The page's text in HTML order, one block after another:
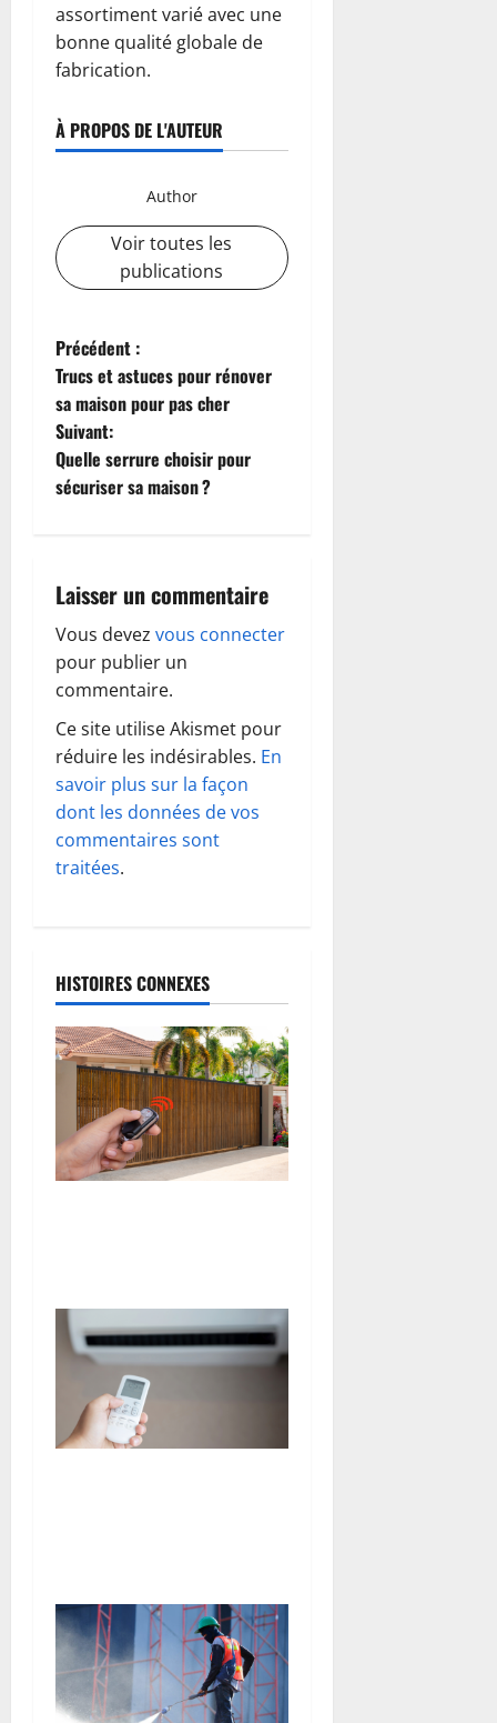
assortiment varié avec une
bonne qualité globale de
fabrication.
À PROPOS DE L'AUTEUR
Author
Voir toutes les
publications
N
a
v
i
a
t
i
o
n
d
’
t
i
l
e
Précédent :
Trucs et astuces pour rénover
sa maison pour pas cher
Suivant:
Quelle serrure choisir pour
sécuriser sa maison ?
Laisser un commentaire
Vous devez vous connecter
pour publier un
commentaire.
Ce site utilise Akismet pour
réduire les indésirables. En
savoir plus sur la façon
dont les données de vos
commentaires sont
traitées.
HISTOIRES CONNEXES